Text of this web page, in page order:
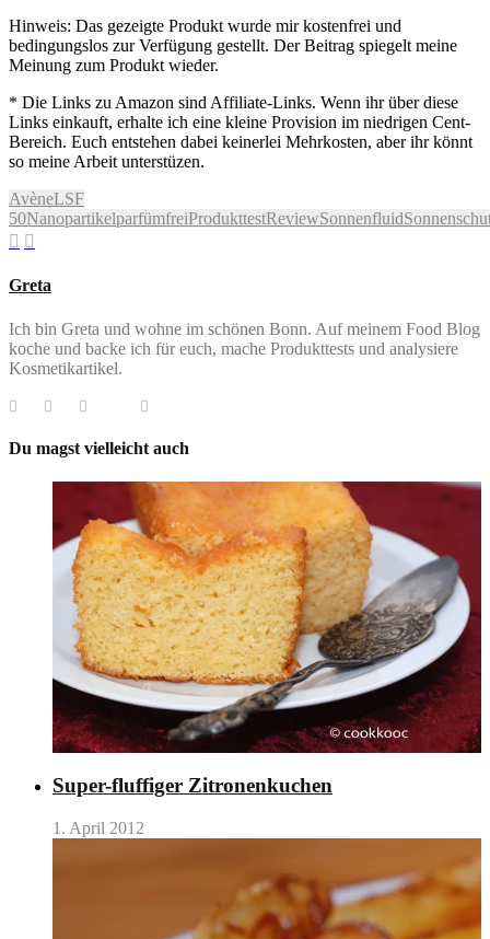
Hinweis: Das gezeigte Produkt wurde mir kostenfrei und
bedingungslos zur Verfügung gestellt. Der Beitrag spiegelt meine
Meinung zum Produkt wieder.
* Die Links zu Amazon sind Affiliate-Links. Wenn ihr über diese
Links einkauft, erhalte ich eine kleine Provision im niedrigen Cent-
Bereich. Euch entstehen dabei keinerlei Mehrkosten, aber ihr könnt
so meine Arbeit unterstüzen.
AvèneLSF
50NanopartikelparfümfreiProdukttestReviewSonnenfluid
Greta
Ich bin Greta und wohne im schönen Bonn. Auf meinem Food Blog
koche und backe ich für euch, mache Produkttests und analysiere
Kosmetikartikel.
Du magst vielleicht auch
Super-fluffiger Zitronenkuchen
1. April 2012